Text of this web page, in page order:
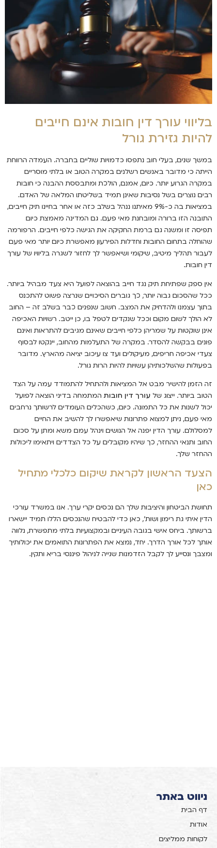
בליווי עורך דין חובות אינם חייבים
להיות גזירת גורל
במשך שנים, בעלי חוב נתפסו כדמויות שוליים בחברה. העמדה הרווחת
הייתה כי מדובר באנשים רשלנים במקרה הטוב או בלתי מוסריים
במקרה הגרוע יותר. כיום, אמנם, הולכת ומתבססת ההבנה כי חובות
רבים נוצרים בשל נסיבות שאינן תמיד בשליטתו המלאה של האדם.
במציאות בה כ-9% מאיתנו ננהל בשלב כזה או אחר בחיינו תיק חייבים,
התובנה הזו ברורה ומובחנת מאי פעם. גם המדינה מאמצת כיום
תפיסה זו ומשנה גם ברמת החקיקה את הגישה כלפי חייבים. הרפורמה
שהוחלה בתחום החובות וחדלות הפירעון מאפשרת כיום יותר מאי פעם
לעבור תהליך מיטיב, שיקומי ושיאפשר לך לחזור לשגרה בליוויו של עורך
דין חובות.
אין ספק שפתיחת תיק נגד חייב בהוצאה לפועל היא צעד מבהיל ביותר.
ככל שהסכום גבוה יותר, כך גוברים הסיכויים שנרצה פשוט להתכנס
בתוך עצמנו ולהדחיק את המצב. חשוב שנפנים כבר בשלב זה – החוב
לא הולך לשום מקום וככל שנקדים לטפל בו, כן ייטב. רשויות האכיפה
אינן שוקטות על שמריהן כלפי חייבים שאינם מגיבים להתראות ואינם
פונים בבקשה להסדר. במקרה של התעלמות מהחוב, יינקטו לבסוף
צעדי אכיפה חריפים, מעיקולים ועד צו עיכוב יציאה מהארץ. מדובר
בפעולות שהשלכותיהן עשויות להיות הרות גורל.
זה הזמן להישיר מבט אל המציאות ולהתחיל להתמודד עמה על הצד
הטוב ביותר. ייצוג של עורך דין חובות המתמחה בדיני הוצאה לפועל
יכול לשנות את כל התמונה. כיום, כשהכלים העומדים לרשותך נרחבים
מאי פעם, ניתן למצוא פתרונות שיאפשרו לך להשיב את החיים
למסלולם. עורך הדין יפנה אל הנושים וינהל עמם משא ומתן על סכום
החוב ותנאי ההחזר, כך שיהיו מקובלים על כל הצדדים ויתאימו ליכולות
ההחזר שלך.
הצעד הראשון לקראת שיקום כלכלי מתחיל
כאן
תחושת הביטחון והיציבות שלך הם נכסים יקרי ערך. אנו במשרד עורכי
הדין איתי גת רימון ושות', כאן כדי להבטיח שהנכסים הללו תמיד יישארו
ברשותך. ביחס אישי בגובה העיניים ובמקצועיות בלתי מתפשרת, נלווה
אותך לכל אורך הדרך. יחד, נמצא את הפתרונות התואמים את יכולותיך
ומצבך ונסייע לך לקבל הזדמנות שנייה לניהול פיננסי בריא ותקין.
ניווט באתר
דף הבית
אודות
לקוחות ממליצים